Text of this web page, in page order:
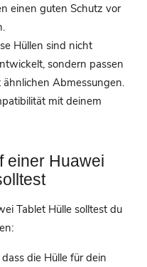
einen guten Schutz vor
Hüllen sind nicht
sondern passen
Abmessungen.
mit deinem
einer Huawei
Tablet Hülle solltest du
die Hülle für dein